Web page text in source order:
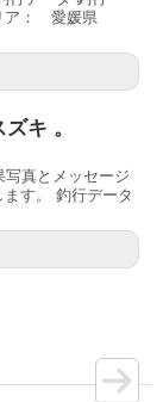
ア： 愛媛県
キ 。
写真とメッセージ
す。 釣行データ